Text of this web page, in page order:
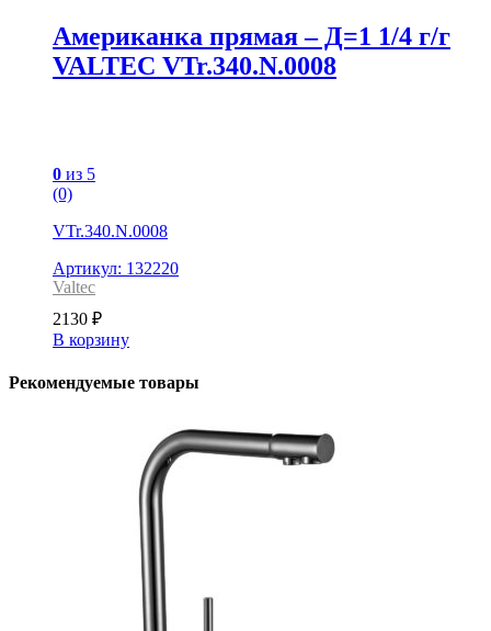
Американка прямая – Д=1 1/4 г/г
VALTEC VTr.340.N.0008
0 из 5
(0)
VTr.340.N.0008
Артикул: 132220
Valtec
2130 ₽
В корзину
Рекомендуемые товары